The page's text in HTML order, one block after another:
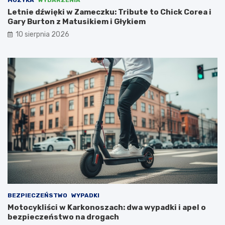
ć
z
N
i
e
a
m
i
l
i
c
ą
n
a
d
o
t
a
c
j
Letnie dźwięki w Zameczku: Tribute to Chick Corea i
Gary Burton z Matusikiem i Głykiem
10 sierpnia 2026
BEZPIECZEŃSTWO WYPADKI
Motocykliści w Karkonoszach: dwa wypadki i apel o
bezpieczeństwo na drogach